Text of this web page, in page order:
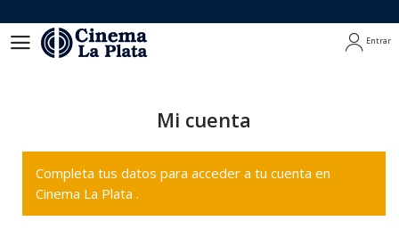
Entrar
Mi cuenta
Completa tus datos para acceder a tu cuenta en
Cinema La Plata .